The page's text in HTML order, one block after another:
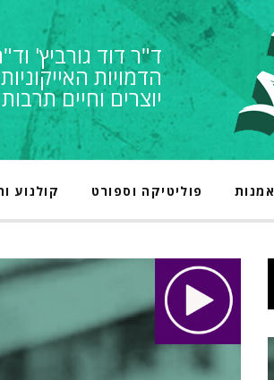
ד"ר דוד גורביץ'
הדמויות
יוצרים וחיים תרבות
אמנות פוליטיקה וספורט קולנוע